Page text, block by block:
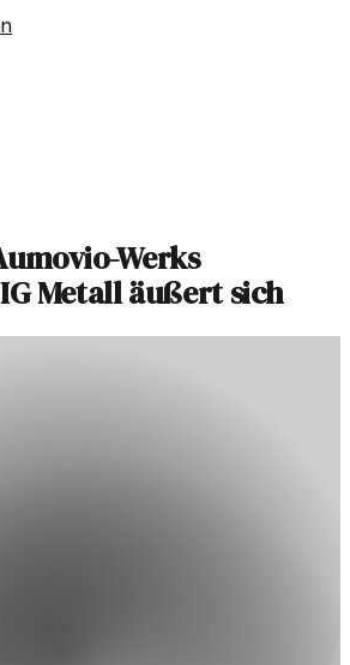
Werks
Metall äußert sich